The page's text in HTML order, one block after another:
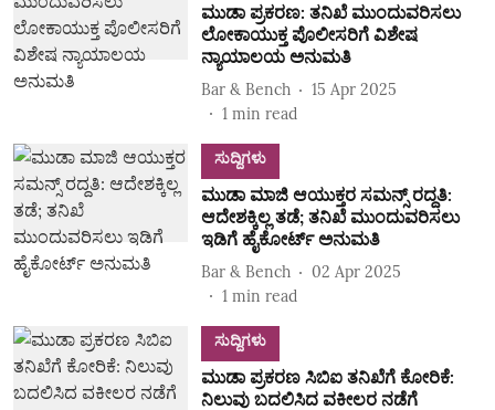
ಮುಡಾ ಪ್ರಕರಣ: ತನಿಖೆ ಮುಂದುವರಿಸಲು
ಲೋಕಾಯುಕ್ತ ಪೊಲೀಸರಿಗೆ ವಿಶೇಷ
ನ್ಯಾಯಾಲಯ ಅನುಮತಿ
Bar & Bench
15 Apr 2025
1 min read
ಸುದ್ದಿಗಳು
ಮುಡಾ ಮಾಜಿ ಆಯುಕ್ತರ ಸಮನ್ಸ್‌ ರದ್ದತಿ:
ಆದೇಶಕ್ಕಿಲ್ಲ ತಡೆ; ತನಿಖೆ ಮುಂದುವರಿಸಲು
ಇಡಿಗೆ ಹೈಕೋರ್ಟ್ ಅನುಮತಿ
Bar & Bench
02 Apr 2025
1 min read
ಸುದ್ದಿಗಳು
ಮುಡಾ ಪ್ರಕರಣ ಸಿಬಿಐ ತನಿಖೆಗೆ ಕೋರಿಕೆ:
ನಿಲುವು ಬದಲಿಸಿದ ವಕೀಲರ ನಡೆಗೆ